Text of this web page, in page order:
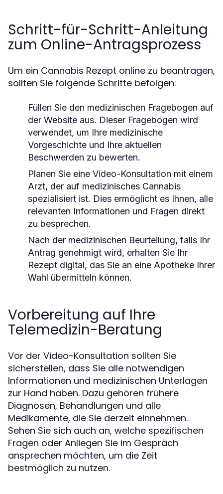
Schritt-für-Schritt-Anleitung
zum Online-Antragsprozess
Um ein Cannabis Rezept online zu beantragen,
sollten Sie folgende Schritte befolgen:
Füllen Sie den medizinischen Fragebogen auf
der Website aus. Dieser Fragebogen wird
verwendet, um Ihre medizinische
Vorgeschichte und Ihre aktuellen
Beschwerden zu bewerten.
Planen Sie eine Video-Konsultation mit einem
Arzt, der auf medizinisches Cannabis
spezialisiert ist. Dies ermöglicht es Ihnen, alle
relevanten Informationen und Fragen direkt
zu besprechen.
Nach der medizinischen Beurteilung, falls Ihr
Antrag genehmigt wird, erhalten Sie Ihr
Rezept digital, das Sie an eine Apotheke Ihrer
Wahl übermitteln können.
Vorbereitung auf Ihre
Telemedizin-Beratung
Vor der Video-Konsultation sollten Sie
sicherstellen, dass Sie alle notwendigen
Informationen und medizinischen Unterlagen
zur Hand haben. Dazu gehören frühere
Diagnosen, Behandlungen und alle
Medikamente, die Sie derzeit einnehmen.
Sehen Sie sich auch an, welche spezifischen
Fragen oder Anliegen Sie im Gespräch
ansprechen möchten, um die Zeit
bestmöglich zu nutzen.